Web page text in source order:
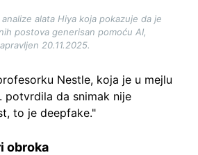
alata Hiya koja pokazuje da je
postova generisan pomoću AI,
20.11.2025.
Nestle, koja je u mejlu
potvrdila da snimak nije
to je deepfake."
obroka